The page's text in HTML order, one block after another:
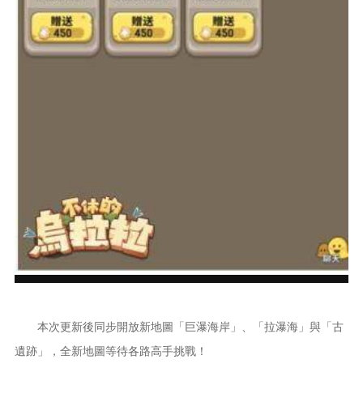
本次更新後同步開放新地圖「巨瀑海岸」、「拉瀑海」與「古
遺跡」，全新地圖等待各路高手挑戰！